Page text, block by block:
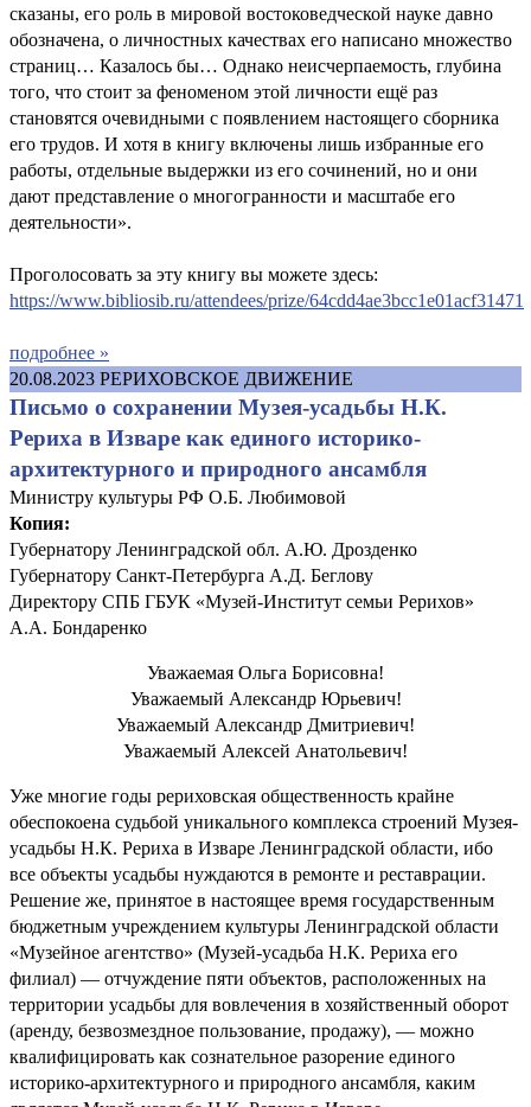
сказаны, его роль в мировой востоковедческой науке давно
обозначена, о личностных качествах его написано множество
страниц… Казалось бы… Однако неисчерпаемость, глубина
того, что стоит за феноменом этой личности ещё раз
становятся очевидными с появлением настоящего сборника
его трудов. И хотя в книгу включены лишь избранные его
работы, отдельные выдержки из его сочинений, но и они
дают представление о многогранности и масштабе его
деятельности».
Проголосовать за эту книгу вы можете здесь:
https://www.bibliosib.ru/attendees/prize/64cdd4ae3bcc1e01acf31471
подробнее »
20.08.2023 РЕРИХОВСКОЕ ДВИЖЕНИЕ
Письмо о сохранении Музея-усадьбы Н.К.
Рериха в Изваре как единого историко-
архитектурного и природного ансамбля
Министру культуры РФ О.Б. Любимовой
Копия:
Губернатору Ленинградской обл. А.Ю. Дрозденко
Губернатору Санкт-Петербурга А.Д. Беглову
Директору СПБ ГБУК «Музей-Институт семьи Рерихов»
А.А. Бондаренко
Уважаемая Ольга Борисовна!
Уважаемый Александр Юрьевич!
Уважаемый Александр Дмитриевич!
Уважаемый Алексей Анатольевич!
Уже многие годы рериховская общественность крайне
обеспокоена судьбой уникального комплекса строений Музея-
усадьбы Н.К. Рериха в Изваре Ленинградской области, ибо
все объекты усадьбы нуждаются в ремонте и реставрации.
Решение же, принятое в настоящее время государственным
бюджетным учреждением культуры Ленинградской области
«Музейное агентство» (Музей-усадьба Н.К. Рериха его
филиал) — отчуждение пяти объектов, расположенных на
территории усадьбы для вовлечения в хозяйственный оборот
(аренду, безвозмездное пользование, продажу), — можно
квалифицировать как сознательное разорение единого
историко-архитектурного и природного ансамбля, каким